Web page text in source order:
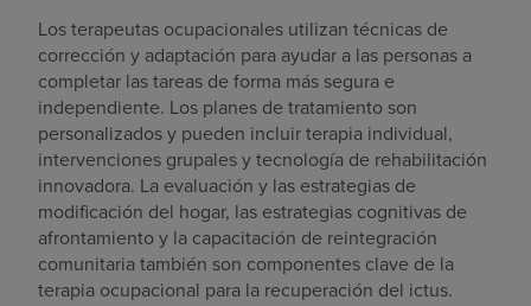
Los terapeutas ocupacionales utilizan técnicas de
corrección y adaptación para ayudar a las personas a
completar las tareas de forma más segura e
independiente. Los planes de tratamiento son
personalizados y pueden incluir terapia individual,
intervenciones grupales y tecnología de rehabilitación
innovadora. La evaluación y las estrategias de
modificación del hogar, las estrategias cognitivas de
afrontamiento y la capacitación de reintegración
comunitaria también son componentes clave de la
terapia ocupacional para la recuperación del ictus.